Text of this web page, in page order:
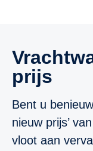
Vrachtwagen kopen nieuw
prijs
Bent u
nieuw prijs’
vloot aan